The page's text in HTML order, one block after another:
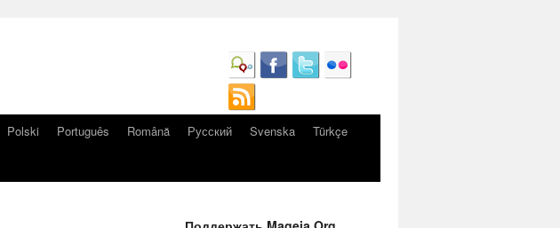
Polski Português Română Русский Svenska
Türkçe